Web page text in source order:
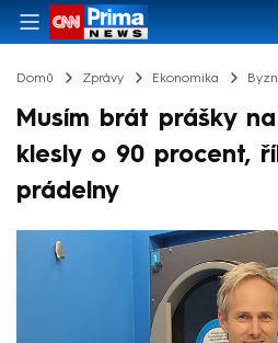
Domů Zprávy Ekonomika
Musím brát prášky
klesly o 90 procent,
prádelny